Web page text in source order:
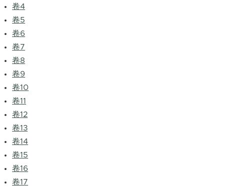
卷4
卷5
卷6
卷7
卷8
卷9
卷10
卷11
卷12
卷13
卷14
卷15
卷16
卷17